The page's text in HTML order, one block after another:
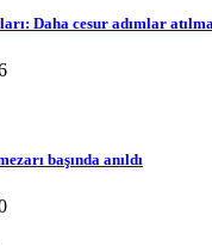
Daha cesur adımlar
başında anıldı